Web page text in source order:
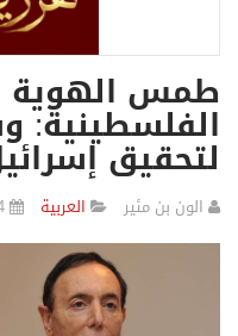
طمس الهوية
الفلسطينية:
لتحقيق
الون بن مئير العربیة 14